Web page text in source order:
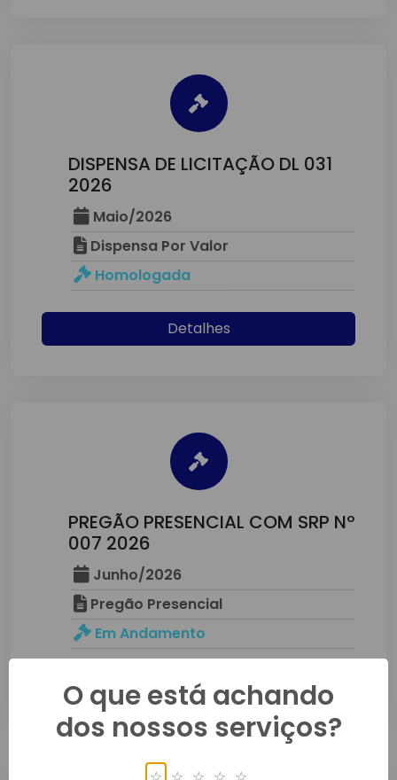
DISPENSA DE LICITAÇÃO DL 031
2026
Maio/2026
Dispensa Por Valor
Homologada
Detalhes
PREGÃO PRESENCIAL COM SRP Nº
007 2026
Junho/2026
Pregão Presencial
Em Andamento
Detalhes
O que está achando
dos nossos serviços?